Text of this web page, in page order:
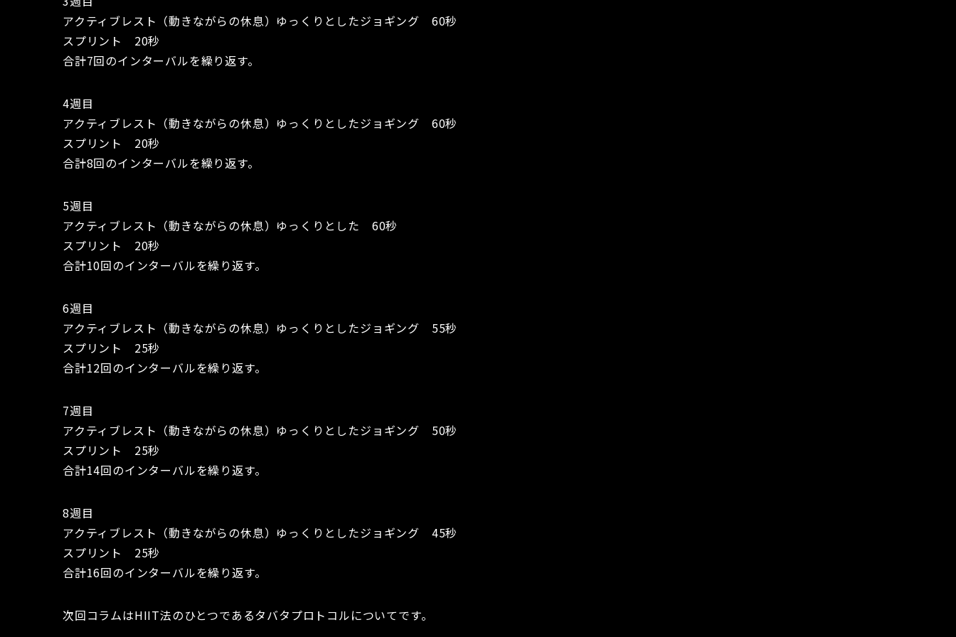
アクティブレスト（動きながらの休息）ゆっくりとしたジョギング 60秒
スプリント 20秒
合計7回のインターバルを繰り返す。
4週目
アクティブレスト（動きながらの休息）ゆっくりとしたジョギング 60秒
スプリント 20秒
合計8回のインターバルを繰り返す。
5週目
アクティブレスト（動きながらの休息）ゆっくりとした 60秒
スプリント 20秒
合計10回のインターバルを繰り返す。
6週目
アクティブレスト（動きながらの休息）ゆっくりとしたジョギング 55秒
スプリント 25秒
合計12回のインターバルを繰り返す。
7週目
アクティブレスト（動きながらの休息）ゆっくりとしたジョギング 50秒
スプリント 25秒
合計14回のインターバルを繰り返す。
8週目
アクティブレスト（動きながらの休息）ゆっくりとしたジョギング 45秒
スプリント 25秒
合計16回のインターバルを繰り返す。
次回コラムはHIIT法のひとつであるタバタプロトコルについてです。